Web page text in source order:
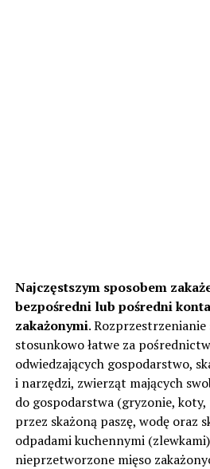
Najczęstszym sposobem
bezpośredni lub pośredni
zakażonymi. Rozprzestrzenianie
stosunkowo łatwe za
odwiedzających gospodarstwo,
i narzędzi, zwierząt mających
do gospodarstwa (gryzonie, koty,
przez skażoną paszę, wodę oraz
odpadami kuchennymi
nieprzetworzone mięso